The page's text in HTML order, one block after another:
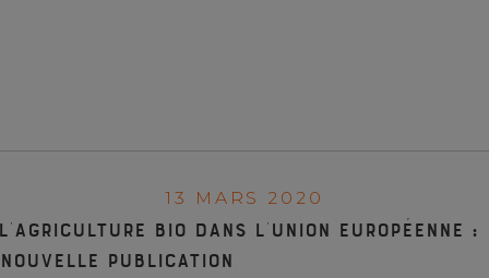
13 MARS 2020
bio dans l’Union européenne :
nouvelle publication